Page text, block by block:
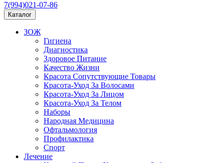
7(994)021-07-86
Каталог
ЗОЖ
Гигиена
Диагностика
Здоровое Питание
Качество Жизни
Красота Сопутствующие Товары
Красота-Уход За Волосами
Красота-Уход За Лицом
Красота-Уход За Телом
Наборы
Народная Медицина
Офтальмология
Профилактика
Спорт
Лечение